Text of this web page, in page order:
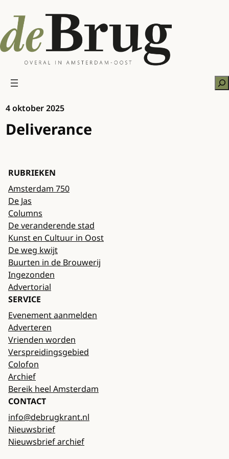
naar
de
inhoud
4 oktober 2025
Deliverance
RUBRIEKEN
Amsterdam 750
De Jas
Columns
De veranderende stad
Kunst en Cultuur in Oost
De weg kwijt
Buurten in de Brouwerij
Ingezonden
Advertorial
SERVICE
Evenement aanmelden
Adverteren
Vrienden worden
Verspreidingsgebied
Colofon
Archief
Bereik heel Amsterdam
CONTACT
info@debrugkrant.nl
Nieuwsbrief
Nieuwsbrief archief